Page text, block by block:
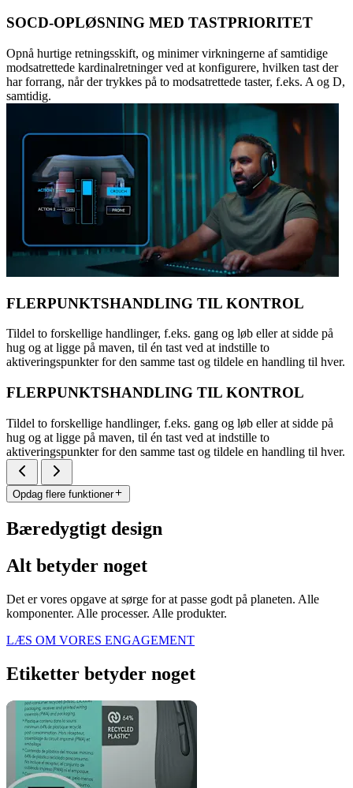
SOCD-OPLØSNING MED TASTPRIORITET
Opnå hurtige retningsskift, og minimer virkningerne af samtidige
modsatrettede kardinalretninger ved at konfigurere, hvilken tast der
har forrang, når der trykkes på to modsatrettede taster, f.eks. A og D,
samtidig.
FLERPUNKTSHANDLING TIL KONTROL
Tildel to forskellige handlinger, f.eks. gang og løb eller at sidde på
hug og at ligge på maven, til én tast ved at indstille to
aktiveringspunkter for den samme tast og tildele en handling til hver.
FLERPUNKTSHANDLING TIL KONTROL
Tildel to forskellige handlinger, f.eks. gang og løb eller at sidde på
hug og at ligge på maven, til én tast ved at indstille to
aktiveringspunkter for den samme tast og tildele en handling til hver.
Opdag flere funktioner
Bæredygtigt design
Alt betyder noget
Det er vores opgave at sørge for at passe godt på planeten. Alle
komponenter. Alle processer. Alle produkter.
LÆS OM VORES ENGAGEMENT
Etiketter betyder noget